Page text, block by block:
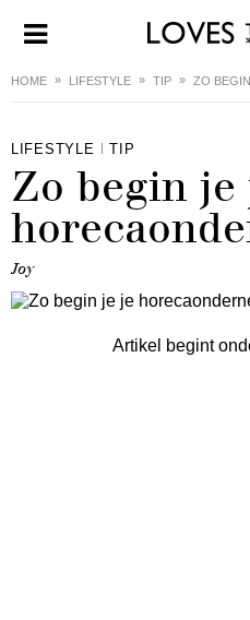
HOME LIFESTYLE TIP ZO
LIFESTYLE TIP
Zo begin je
Joy
Artikel begint